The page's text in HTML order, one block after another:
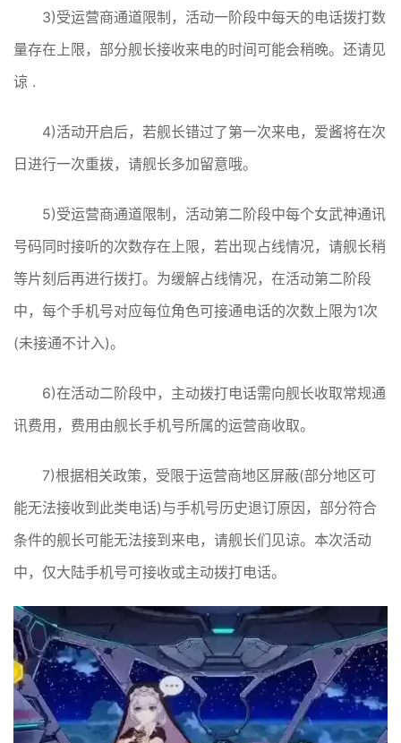
3)受运营商通道限制，活动一阶段中每天的电话拨打数
量存在上限，部分舰长接收来电的时间可能会稍晚。还请见
谅 .
4)活动开启后，若舰长错过了第一次来电，爱酱将在次
日进行一次重拨，请舰长多加留意哦。
5)受运营商通道限制，活动第二阶段中每个女武神通讯
号码同时接听的次数存在上限，若出现占线情况，请舰长稍
等片刻后再进行拨打。为缓解占线情况，在活动第二阶段
中，每个手机号对应每位角色可接通电话的次数上限为1次
(未接通不计入)。
6)在活动二阶段中，主动拨打电话需向舰长收取常规通
讯费用，费用由舰长手机号所属的运营商收取。
7)根据相关政策，受限于运营商地区屏蔽(部分地区可
能无法接收到此类电话)与手机号历史退订原因，部分符合
条件的舰长可能无法接到来电，请舰长们见谅。本次活动
中，仅大陆手机号可接收或主动拨打电话。